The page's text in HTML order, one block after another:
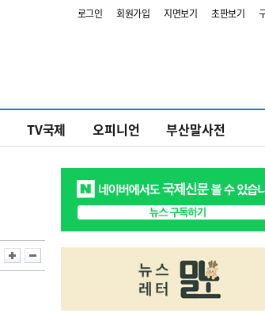
로그인 회원가입 지면보기 초판보기
TV국제 오피니언 부산말사전